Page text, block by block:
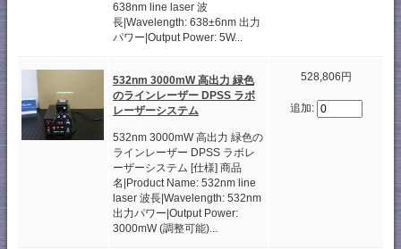
638nm line laser 波
長|Wavelength: 638±6nm 出力
パワー|Output Power: 5W...
532nm 3000mW 高出力 緑色
のラインレーザー DPSS ラボ
レーザーシステム
532nm 3000mW 高出力 緑色の
ラインレーザー DPSS ラボレ
ーザーシステム [仕様] 商品
名|Product Name: 532nm line
laser 波長|Wavelength: 532nm
出力パワー|Output Power:
3000mW (調整可能)...
528,806円
追加: